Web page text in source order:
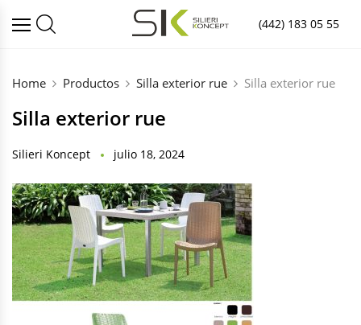
(442) 183 05 55
Home Productos Silla exterior rue Silla exterior rue
Silla exterior rue
Silieri Koncept julio 18, 2024